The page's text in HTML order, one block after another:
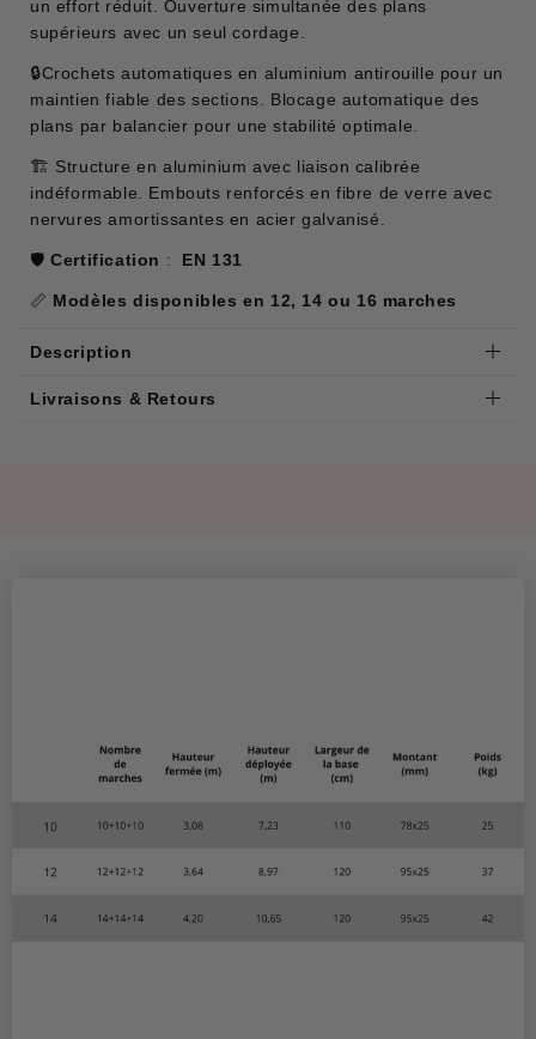
un effort réduit. Ouverture simultanée des plans
supérieurs avec un seul cordage.
🔒Crochets automatiques en aluminium antirouille pour un
maintien fiable des sections. Blocage automatique des
plans par balancier pour une stabilité optimale.
🏗️ Structure en aluminium avec liaison calibrée
indéformable. Embouts renforcés en fibre de verre avec
nervures amortissantes en acier galvanisé.
🛡️Certification : EN 131
📏 Modèles disponibles en 12, 14 ou 16 marches
Description
Livraisons & Retours